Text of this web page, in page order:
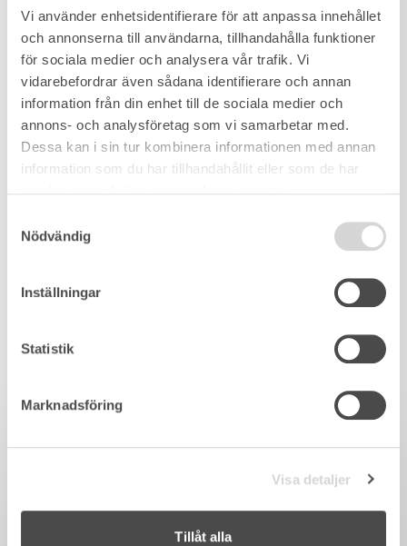
Vi använder enhetsidentifierare för att anpassa innehållet
och annonserna till användarna, tillhandahålla funktioner
för sociala medier och analysera vår trafik. Vi
vidarebefordrar även sådana identifierare och annan
information från din enhet till de sociala medier och
annons- och analysföretag som vi samarbetar med.
Dessa kan i sin tur kombinera informationen med annan
information som du har tillhandahållit eller som de har
Nödvändig
Inställningar
Statistik
Marknadsföring
Visa detaljer
Tillåt alla